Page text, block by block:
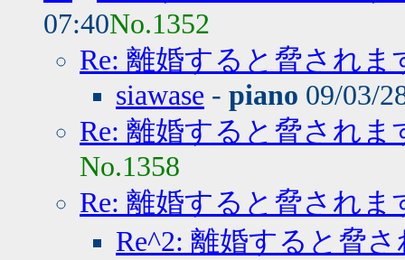
07:40No.1352
Re: 離婚すると脅されま
siawase - piano 09/03/
Re: 離婚すると脅されま
No.1358
Re: 離婚すると脅されま
Re^2: 離婚すると脅